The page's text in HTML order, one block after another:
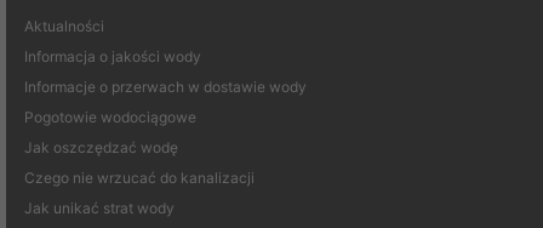
Aktualności
Informacja o jakości wody
Informacje o przerwach w dostawie wody
Pogotowie wodociągowe
Jak oszczędzać wodę
Czego nie wrzucać do kanalizacji
Jak unikać strat wody